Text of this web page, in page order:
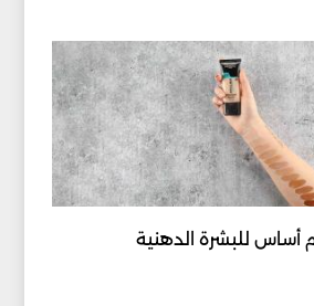
أساس للبشرة الدهنية